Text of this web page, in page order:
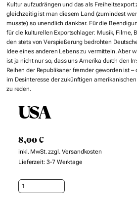
Kultur aufzudrängen und das als Freiheitsexport
gleichzeitig ist man diesem Land (zumindest
musste) so unendlich dankbar. Für die
für die kulturellen Exportschlager: Musik, Filme,
den stets von Verspießerung bedrohten
Idee eines anderen Lebens zu vermitteln. Aber
ist ja nicht nur so, dass uns Amerika durch den
Reihen der Republikaner fremder geworden ist
im Desinteresse der zukünftigen
zu reden.
USA
8,00€
inkl. MwSt. zzgl. Versandkosten
Lieferzeit:3-7 Werktage
USA
Menge